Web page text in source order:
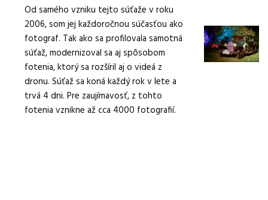
Od samého vzniku tejto súťaže v roku
2006, som jej každoročnou súčasťou ako
fotograf. Tak ako sa profilovala samotná
súťaž, modernizoval sa aj spôsobom
fotenia, ktorý sa rozšíril aj o videá z
dronu. Súťaž sa koná každý rok v lete a
trvá 4 dni. Pre zaujímavosť, z tohto
fotenia vznikne až cca 4000 fotografií.